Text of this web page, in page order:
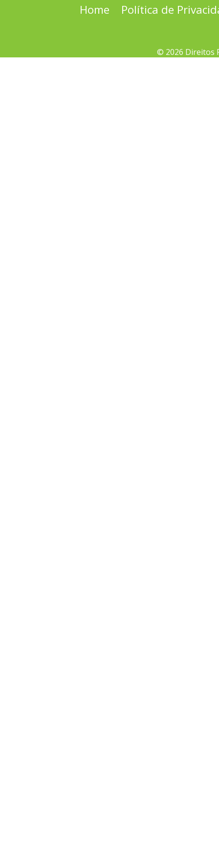
Home Política de
© 2026 Direitos